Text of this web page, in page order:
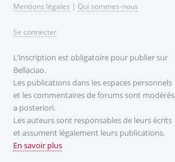
Mentions légales | Qui sommes-nous
Se connecter
L’inscription est obligatoire pour publier sur
Bellaciao.
Les publications dans les espaces personnels
et les commentaires de forums sont modérés
a posteriori.
Les auteurs sont responsables de leurs écrits
et assument légalement leurs publications.
En savoir plus